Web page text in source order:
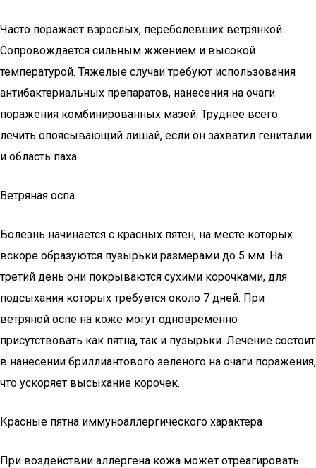
Часто поражает взрослых, переболевших ветрянкой.
Сопровождается сильным жжением и высокой
температурой. Тяжелые случаи требуют использования
антибактериальных препаратов, нанесения на очаги
поражения комбинированных мазей. Труднее всего
лечить опоясывающий лишай, если он захватил гениталии
и область паха.
Ветряная оспа
Болезнь начинается с красных пятен, на месте которых
вскоре образуются пузырьки размерами до 5 мм. На
третий день они покрываются сухими корочками, для
подсыхания которых требуется около 7 дней. При
ветряной оспе на коже могут одновременно
присутствовать как пятна, так и пузырьки. Лечение состоит
в нанесении бриллиантового зеленого на очаги поражения,
что ускоряет высыхание корочек.
Красные пятна иммуноаллергического характера
При воздействии аллергена кожа может отреагировать